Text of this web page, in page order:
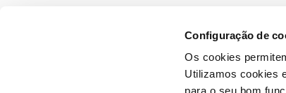
Configuração de
Os cookies
Utilizamos cookies